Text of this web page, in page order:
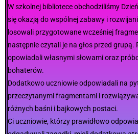
W szkolnej bibliotece obchodziliśmy
się okazją do wspólnej zabawy i
losowali przygotowane wcześniej
następnie czytali je na głos przed grupą.
opowiadali własnymi słowami oraz
bohaterów.
Dodatkowo uczniowie odpowiadali na
przeczytanymi fragmentami i
różnych baśni i bajkowych postaci.
Ci uczniowie, którzy prawidłowo